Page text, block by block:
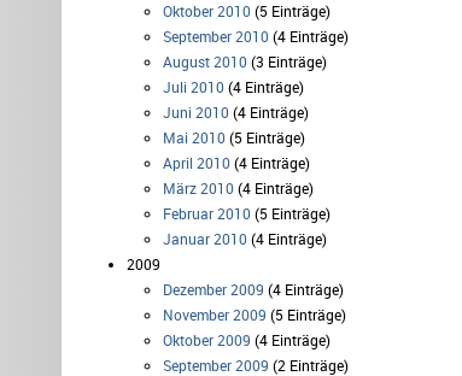
Oktober 2010 (5 Einträge)
September 2010 (4 Einträge)
August 2010 (3 Einträge)
Juli 2010 (4 Einträge)
Juni 2010 (4 Einträge)
Mai 2010 (5 Einträge)
April 2010 (4 Einträge)
März 2010 (4 Einträge)
Februar 2010 (5 Einträge)
Januar 2010 (4 Einträge)
2009
Dezember 2009 (4 Einträge)
November 2009 (5 Einträge)
Oktober 2009 (4 Einträge)
September 2009 (2 Einträge)